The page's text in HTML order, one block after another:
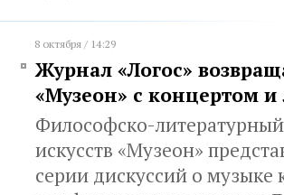
8 октября / 14:29
Журнал «Логос»
«Музеон» с концертом
Философско-
искусств «Музеон»
серии дискуссий о музыке